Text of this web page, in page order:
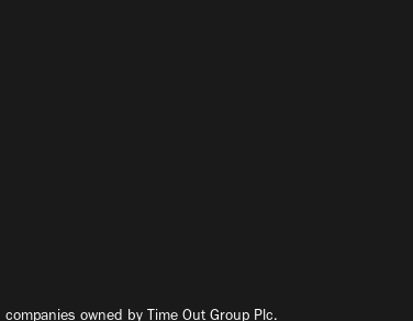
owned by Time Out Group Plc.